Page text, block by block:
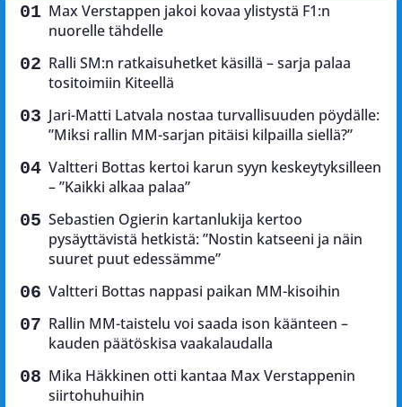
Max Verstappen jakoi kovaa ylistystä F1:n
nuorelle tähdelle
Ralli SM:n ratkaisuhetket käsillä – sarja palaa
tositoimiin Kiteellä
Jari-Matti Latvala nostaa turvallisuuden pöydälle:
”Miksi rallin MM-sarjan pitäisi kilpailla siellä?”
Valtteri Bottas kertoi karun syyn keskeytyksilleen
– ”Kaikki alkaa palaa”
Sebastien Ogierin kartanlukija kertoo
pysäyttävistä hetkistä: ”Nostin katseeni ja näin
suuret puut edessämme”
Valtteri Bottas nappasi paikan MM-kisoihin
Rallin MM-taistelu voi saada ison käänteen –
kauden päätöskisa vaakalaudalla
Mika Häkkinen otti kantaa Max Verstappenin
siirtohuhuihin